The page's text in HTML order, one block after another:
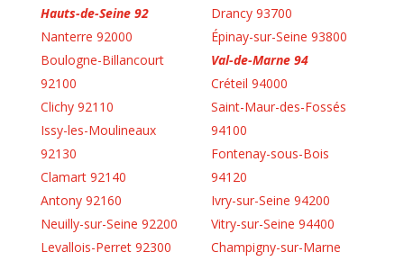
Hauts-de-Seine 92
Nanterre 92000
Boulogne-Billancourt
92100
Clichy 92110
Issy-les-Moulineaux
92130
Clamart 92140
Antony 92160
Neuilly-sur-Seine 92200
Levallois-Perret 92300
Drancy 93700
Épinay-sur-Seine 93800
Val-de-Marne 94
Créteil 94000
Saint-Maur-des-Fossés
94100
Fontenay-sous-Bois
94120
Ivry-sur-Seine 94200
Vitry-sur-Seine 94400
Champigny-sur-Marne